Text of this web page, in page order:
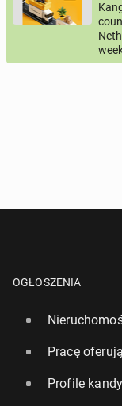
OGŁOSZENIA
Pracę oferują
Profile